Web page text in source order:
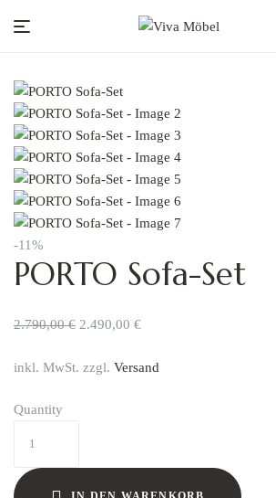
Möbel
-11%
PORTO Sofa-Set
2.790,00€ 2.490,00 €
inkl. MwSt. zzgl. Versand
Quantity